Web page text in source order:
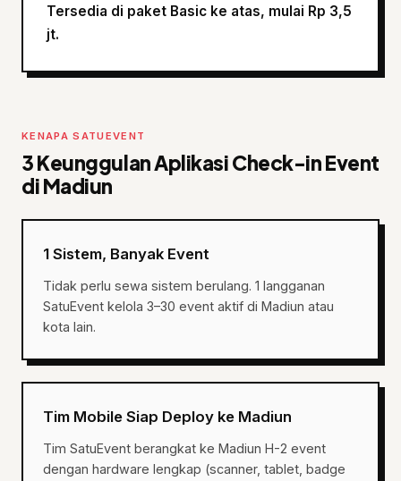
Tersedia di paket Basic ke atas, mulai Rp 3,5
jt.
KENAPA SATUEVENT
3 Keunggulan Aplikasi Check-in Event
di Madiun
1 Sistem, Banyak Event
Tidak perlu sewa sistem berulang. 1 langganan
SatuEvent kelola 3–30 event aktif di Madiun atau
kota lain.
Tim Mobile Siap Deploy ke Madiun
Tim SatuEvent berangkat ke Madiun H-2 event
dengan hardware lengkap (scanner, tablet, badge